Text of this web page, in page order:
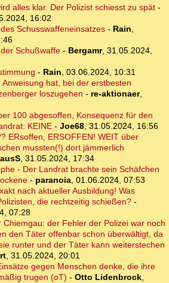
alles klar. Der Polizist schiesst zu spät -
16:02
Schusswaffeneinsatzes- Rain,
Schußwaffe- Bergamr, 31.05.2024,
- Rain, 03.06.2024, 10:31
Anweisung hat, bei der erstbesten
loszugehen - re-aktionaer,
100 abgesoffen, Konsequenz für den
KEINE - Joe68, 31.05.2024, 16:56
ERsoffen, ERSOFFEN! WEIT über
mussten(!) dort jämmerlich
, 31.05.2024, 17:34
- Der Landrat brachte sein Schäfchen
- paranoia, 01.06.2024, 07:53
nach aktueller Ausbildung! Was
die rechtzeitig schießen? -
07:28
Chiemgau: der Fehler der Polizei war noch
den Täter offenbar schon überwältigt, da
runter und der Täter kann weiterstechen
, 31.05.2024, 20:01
gegen Menschen denke, die ihre
trugen (oT) - Otto Lidenbrock,